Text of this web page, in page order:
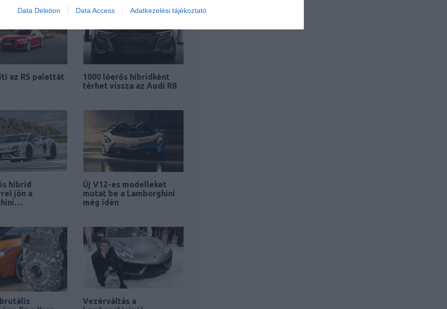
Data Deletion Data Access Adatkezelési tájékoztató
az RS palettát
1000 lóerős hibridként
térhet vissza az Audi R8
hibrid
jön a
Új V12-es modelleket
mutat be a Lamborghini
még idén
Vezérváltás a